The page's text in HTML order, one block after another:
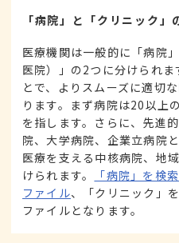
「病院」と「クリニック」
医療機関は一般的に「病院
医院）」の2つに分けられ
とで、よりスムーズに適切
ります。まず病院は20以上
を指します。さらに、先進
院、大学病院、企業立病院
医療を支える中核病院、地
けられます。
「病院」を検
ファイル、「クリニック」
ファイルとなります。